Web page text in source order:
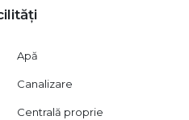
baza unui acord de vizionare,
Apă
Canalizare
Centrală proprie